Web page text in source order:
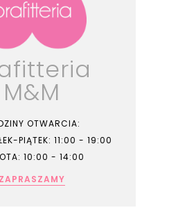
M&M
OTWARCIA:
PIĄTEK: 11:00 - 19:00
10:00 - 14:00
ZAPRASZAMY